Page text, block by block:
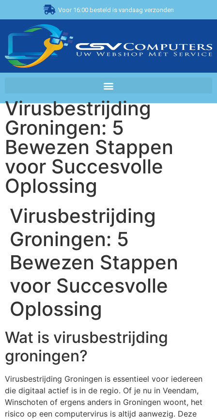
Voor 16:00 besteld is vandaag verzonden
Virusbestrijding
Groningen: 5
Bewezen Stappen
voor Succesvolle
Oplossing
Virusbestrijding
Groningen: 5
Bewezen Stappen
voor Succesvolle
Oplossing
Wat is virusbestrijding
groningen?
Virusbestrijding Groningen is essentieel voor iedereen
die digitaal actief is in de regio. Of je nu in Veendam,
Winschoten of ergens anders in Groningen woont, het
risico op een computervirus is altijd aanwezig. Deze